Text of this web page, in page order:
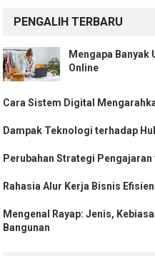
PENGALIH TERBARU
Mengapa Banyak
Online
Cara Sistem Digital
Dampak Teknologi terhadap
Perubahan Strategi
Rahasia Alur Kerja Bisnis
Mengenal Rayap: Jenis,
Bangunan